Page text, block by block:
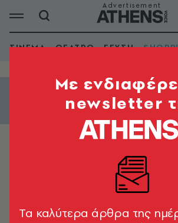
ΣΙΝΕΜΑ ΘΕΑΤΡΟ ΓΕΥΣΗ
Εμφάνιση φίλτρων
ΦΙΛΗΣGlass Πατήσια
Mε
newsletter
Tα καλύτερα άρθρα της